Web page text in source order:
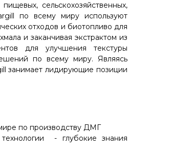
сельскохозяйственных,
по всему миру используют
отходов и биотопливо для
и заканчивая экстрактом из
для улучшения текстуры
по всему миру. Являясь
занимает лидирующие позиции
по производству ДМГ
- глубокие знания